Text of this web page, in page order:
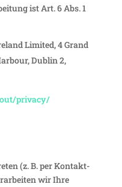
ist Art. 6 Abs. 1
Limited, 4 Grand
Dublin 2,
privacy/
(z. B. per Kontakt­
wir Ihre